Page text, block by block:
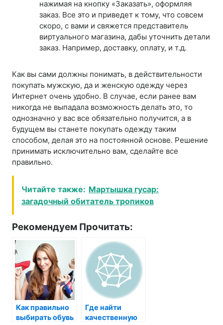
нажимая на кнопку «Заказать», оформляя
заказ. Все это и приведет к тому, что совсем
скоро, с вами и свяжется представитель
виртуального магазина, дабы уточнить детали
заказ. Например, доставку, оплату, и т.д.
Как вы сами должны понимать, в действительности
покупать мужскую, да и женскую одежду через
Интернет очень удобно. В случае, если ранее вам
никогда не выпадала возможность делать это, то
однозначно у вас все обязательно получится, а в
будущем вы станете покупать одежду таким
способом, делая это на постоянной основе. Решение
принимать исключительно вам, сделайте все
правильно.
Читайте также: Мартышка гусар:
загадочный обитатель тропиков
Рекомендуем Прочитать:
Как правильно
выбирать обувь
Где найти
качественную